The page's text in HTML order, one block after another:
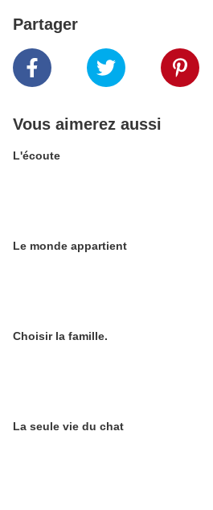
Partager
Vous aimerez aussi
L'écoute
Le monde appartient
Choisir la famille.
La seule vie du chat